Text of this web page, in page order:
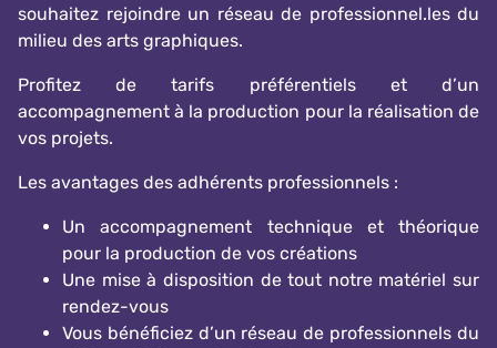
souhaitez rejoindre un réseau de professionnel.les du
milieu des arts graphiques.
Profitez de tarifs préférentiels et d’un
accompagnement à la production pour la réalisation de
vos projets.
Les avantages des adhérents professionnels :
Un accompagnement technique et théorique
pour la production de vos créations
Une mise à disposition de tout notre matériel sur
rendez-vous
Vous bénéficiez d’un réseau de professionnels du